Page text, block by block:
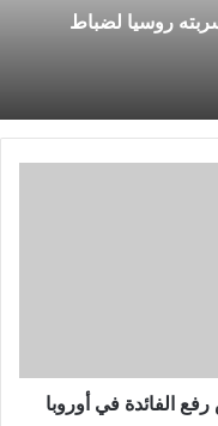
روسيا لضباط
الفائدة في أوروبا